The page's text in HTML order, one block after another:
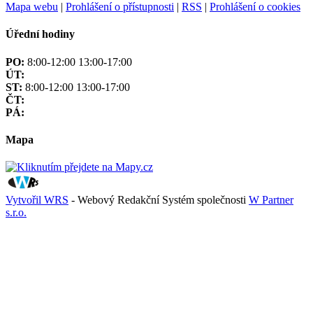
Mapa webu | Prohlášení o přístupnosti | RSS | Prohlášení o cookies
Úřední hodiny
PO: 8:00-12:00 13:00-17:00
ÚT:
ST: 8:00-12:00 13:00-17:00
ČT:
PÁ:
Mapa
Vytvořil WRS - Webový Redakční Systém společnosti W Partner
s.r.o.